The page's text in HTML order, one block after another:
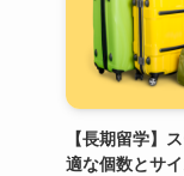
【長期留学】
適な個数とサ